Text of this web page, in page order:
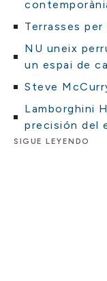
Terrasses
NU uneix
un espai de
Steve
Lamborghini
precisión del
SIGUE LEYENDO